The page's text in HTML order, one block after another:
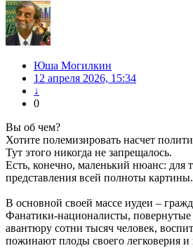
Юша Могилкин
12 апреля 2026, 15:34
↓
0
Вы об чем?
Хотите полемизировать насчет
Тут этого никогда не запрещалось.
Есть, конечно, маленький нюанс: для
представления всей полноты картины.
В основной своей массе иудеи –
Фанатики-националисты, повернутые
авантюру сотни тысяч человек,
пожинают плоды своего легковерия